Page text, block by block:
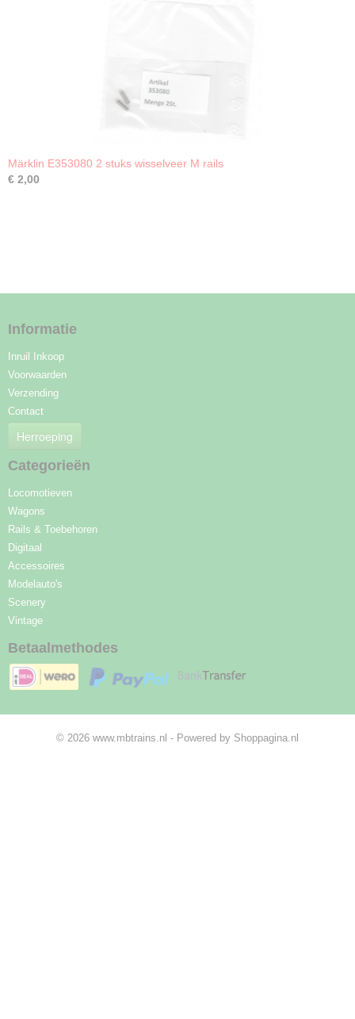
Märklin E353080 2 stuks wisselveer M rails
€ 2,00
Informatie
Inruil Inkoop
Voorwaarden
Verzending
Contact
Herroeping
Categorieën
Locomotieven
Wagons
Rails & Toebehoren
Digitaal
Accessoires
Modelauto's
Scenery
Vintage
Betaalmethodes
© 2026 www.mbtrains.nl - Powered by Shoppagina.nl